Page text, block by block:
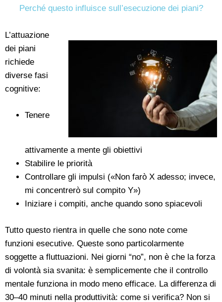
Perché questo influisce sull’esecuzione dei piani?
L’attuazione
dei piani
richiede
diverse fasi
cognitive:
Tenere
attivamente a mente gli obiettivi
Stabilire le priorità
Controllare gli impulsi («Non farò X adesso; invece,
mi concentrerò sul compito Y»)
Iniziare i compiti, anche quando sono spiacevoli
Tutto questo rientra in quelle che sono note come
funzioni esecutive. Queste sono particolarmente
soggette a fluttuazioni. Nei giorni “no”, non è che la forza
di volontà sia svanita: è semplicemente che il controllo
mentale funziona in modo meno efficace. La differenza di
30–40 minuti nella produttività: come si verifica? Non si